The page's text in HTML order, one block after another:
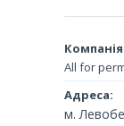
All for
м.